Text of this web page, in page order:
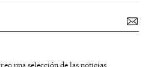
una selección de las noticias,